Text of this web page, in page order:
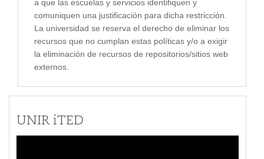
a que las escuelas y servicios identifiquen y
comuniquen una justificación para dicha restricción.
La universidad se reserva el derecho de eliminar los
recursos que no cumplan estas políticas y/o a exigir
la eliminación de recursos de repositorios/sitios web
externos.
UNIR iTED